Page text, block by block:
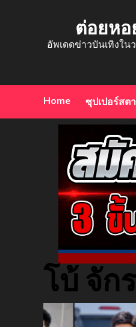
ต่อยหอ
อัพเดดข่าวบันเทิงใน
Home ซุปเปอร์สต
โบ้ จั